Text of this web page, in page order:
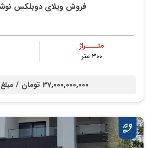
فروش ویلای دوبلکس
متــــراژ
۳۰۰ متر
37,000,000,000 تومان /